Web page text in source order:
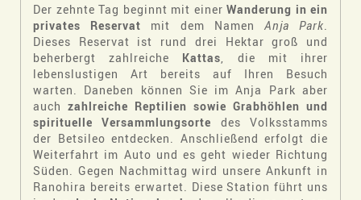
Der zehnte Tag beginnt mit einer Wanderung in ein
privates Reservat mit dem Namen Anja Park
Dieses Reservat ist rund drei Hektar groß und
beherbergt zahlreiche Kattas , die mit ihrer
lebenslustigen Art bereits auf Ihren Besuch
warten. Daneben können Sie im Anja Park aber
auch zahlreiche Reptilien sowie Grabhöhlen und
spirituelle Versammlungsorte des Volksstamms
der Betsileo entdecken. Anschließend erfolgt die
Weiterfahrt im Auto und es geht wieder Richtung
Süden. Gegen Nachmittag wird unsere Ankunft in
Ranohira bereits erwartet. Diese Station führt uns